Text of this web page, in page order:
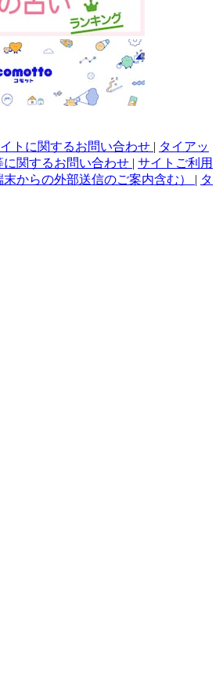
トに関するお問い合わせ | タイアッ
関するお問い合わせ | サイトご利用
からの外部送信のご案内含む） | タ